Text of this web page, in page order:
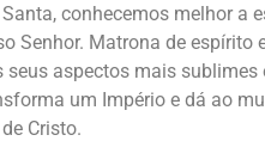
conhecemos melhor a
Senhor. Matrona de espírito
aspectos mais sublimes
um Império e dá ao
Cristo.